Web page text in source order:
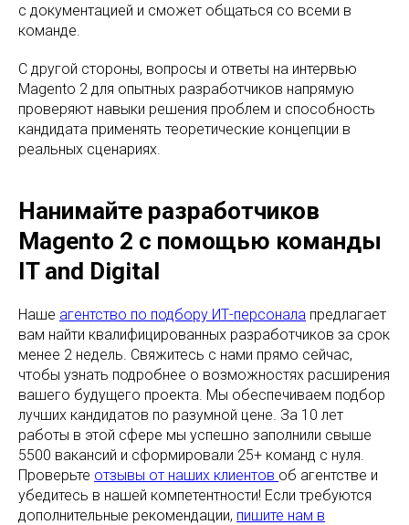
с документацией и сможет общаться со всеми в
команде.
С другой стороны, вопросы и ответы на интервью
Magento 2 для опытных разработчиков напрямую
проверяют навыки решения проблем и способность
кандидата применять теоретические концепции в
реальных сценариях.
Нанимайте разработчиков
Magento 2 с помощью команды
IT and Digital
Наше агентство по подбору ИТ-персонала предлагает
вам найти квалифицированных разработчиков за срок
менее 2 недель. Свяжитесь с нами прямо сейчас,
чтобы узнать подробнее о возможностях расширения
вашего будущего проекта. Мы обеспечиваем подбор
лучших кандидатов по разумной цене. За 10 лет
работы в этой сфере мы успешно заполнили свыше
5500 вакансий и сформировали 25+ команд с нуля.
Проверьте отзывы от наших клиентов об агентстве и
убедитесь в нашей компетентности! Если требуются
дополнительные рекомендации, пишите нам в